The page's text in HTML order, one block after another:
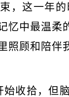
，这一年
忆中最温
照顾和陪
收拾，但